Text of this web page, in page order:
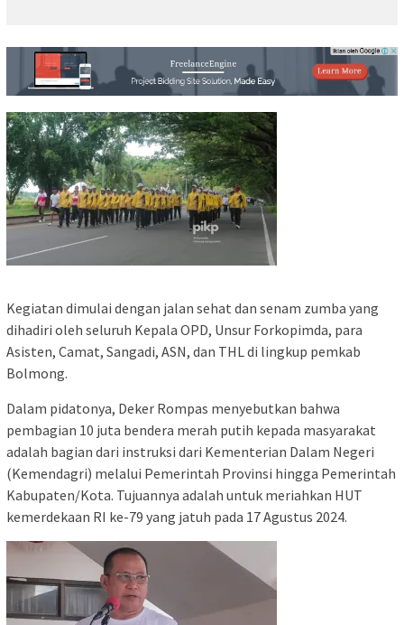
Kegiatan dimulai dengan jalan sehat dan senam zumba yang
dihadiri oleh seluruh Kepala OPD, Unsur Forkopimda, para
Asisten, Camat, Sangadi, ASN, dan THL di lingkup pemkab
Bolmong.
Dalam pidatonya, Deker Rompas menyebutkan bahwa
pembagian 10 juta bendera merah putih kepada masyarakat
adalah bagian dari instruksi dari Kementerian Dalam Negeri
(Kemendagri) melalui Pemerintah Provinsi hingga Pemerintah
Kabupaten/Kota. Tujuannya adalah untuk meriahkan HUT
kemerdekaan RI ke-79 yang jatuh pada 17 Agustus 2024.